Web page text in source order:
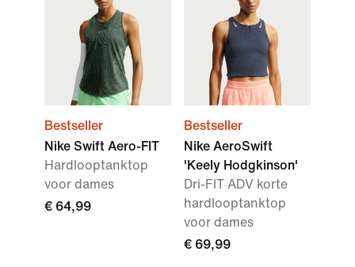
Bestseller
Nike Swift Aero-FIT
Hardlooptanktop
voor dames
€ 64,99
Bestseller
Nike AeroSwift
'Keely Hodgkinson'
Dri-FIT ADV korte
hardlooptanktop
voor dames
€ 69,99